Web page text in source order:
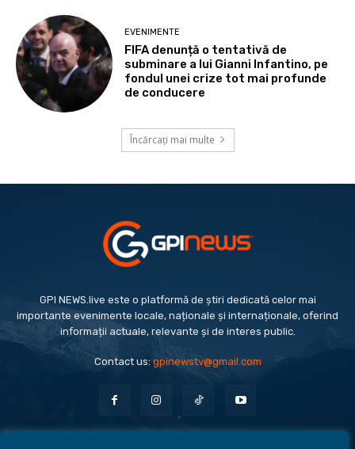
EVENIMENTE
FIFA denunță o tentativă de
subminare a lui Gianni Infantino, pe
fondul unei crize tot mai profunde
de conducere
Încărcați mai multe
GPI NEWS.live este o platformă de știri dedicată celor mai
importante evenimente locale, naționale și internaționale, oferind
informații actuale, relevante și de interes public.
Contact us:gpinewstv@gmail.com